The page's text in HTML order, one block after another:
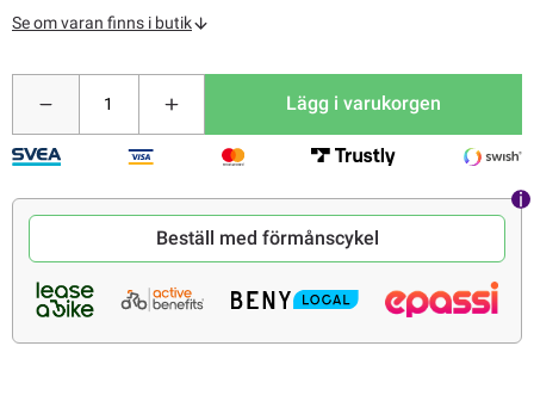
Se om varan finns i butik
Lägg i varukorgen
Beställ med förmånscykel